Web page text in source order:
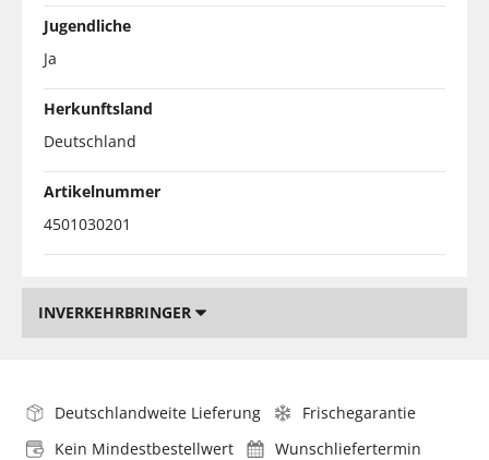
Jugendliche
Ja
Herkunftsland
Deutschland
Artikelnummer
4501030201
INVERKEHRBRINGER
Deutschlandweite Lieferung
Frischegarantie
Kein Mindestbestellwert
Wunschliefertermin